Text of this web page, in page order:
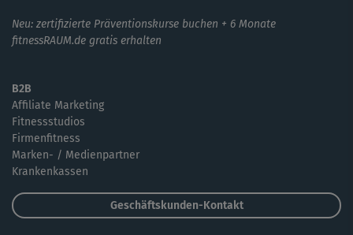
Neu: zertifizierte Präventionskurse buchen + 6 Monate
fitnessRAUM.de gratis erhalten
B2B
Affiliate Marketing
Fitnessstudios
Firmenfitness
Marken- / Medienpartner
Krankenkassen
Geschäftskunden-Kontakt